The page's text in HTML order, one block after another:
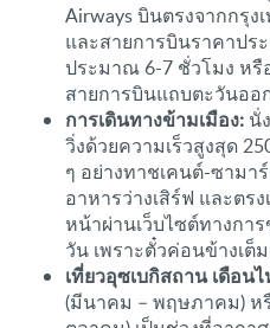
Airways บินตรงจากกรุง
และสายการบินราคาปร
ประมาณ 6-7 ชั่วโมง หรื
สายการบินแถบตะวันออ
การเดินทางข้ามเมือง: นั่
วิ่งด้วยความเร็วสูงสุด
ๆ อย่างทาชเคนต์-ซามา
อาหารว่างเสิร์ฟ และตร
หน้าผ่านเว็บไซต์ทางกา
วัน เพราะตั๋วค่อนข้างเต็ม
เที่ยวอุซเบกิสถาน เดือน
(มีนาคม – พฤษภาคม) ห